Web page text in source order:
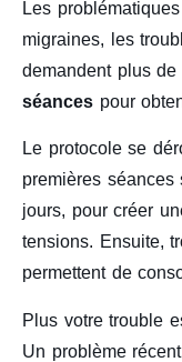
Les
migraines, les
demandent plus
séances pour
Le protocole se
premières
jours, pour créer
tensions. Ensuite,
permettent de
Plus votre trouble
Un problème